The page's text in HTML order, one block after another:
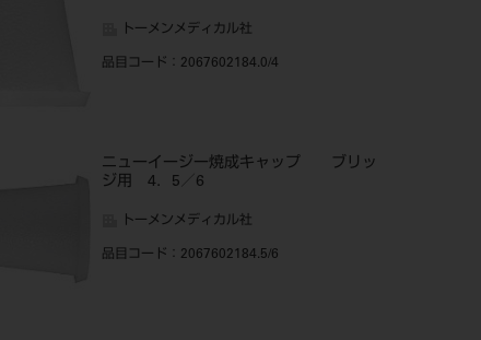
トーメンメディカル社
品目コード ：2067602184.0/4
ニューイージー焼成キャップ ブリッ
ジ用 4．5／6
トーメンメディカル社
品目コード ：2067602184.5/6